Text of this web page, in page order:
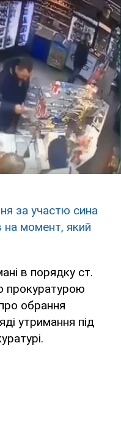
за участю сина
на момент, який
в порядку ст.
прокуратурою
обрання
утримання під